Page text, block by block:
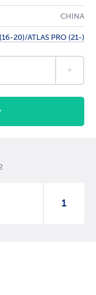
CHINA
20)/ATLAS PRO (21-)
1